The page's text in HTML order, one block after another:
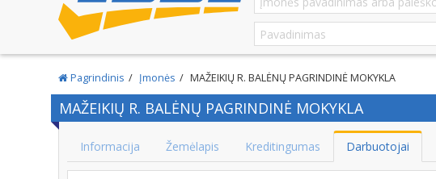
Pagrindinis Įmonės MAŽEIKIŲ R. BALĖNŲ PAGRINDINĖ MOKYKLA
MAŽEIKIŲ R. BALĖNŲ PAGRINDINĖ MOKYKLA
Informacija Žemėlapis Kreditingumas Darbuotojai